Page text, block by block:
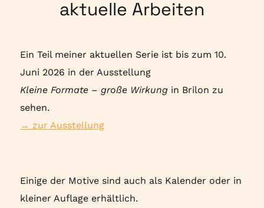
aktuelle Arbeiten
Ein Teil meiner aktuellen Serie ist bis zum 10.
Juni 2026 in der Ausstellung
Kleine Formate – große Wirkung in Brilon zu
sehen.
→ zur Ausstellung
Einige der Motive sind auch als Kalender oder in
kleiner Auflage erhältlich.